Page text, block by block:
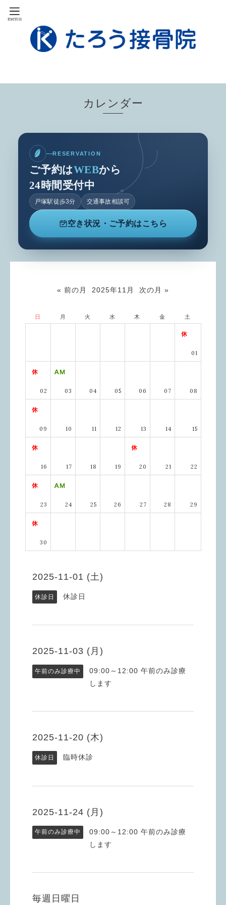
カレンダー
RESERVATION
ご予約はWEBから
24時間受付中
戸塚駅徒歩3分 交通事故相談可
空き状況・ご予約はこちら
« 前の月 2025年11月 次の月 »
日 月 火 水 木 金 土
01
02 03 04 05 06 07 08
09 10 11 12 13 14 15
16 17 18 19 20 21 22
23 24 25 26 27 28 29
30
2025-11-01 (土)
休診日 休診日
2025-11-03 (月)
午前のみ診療中 09:00～12:00 午前のみ診療
します
2025-11-20 (木)
休診日 臨時休診
2025-11-24 (月)
午前のみ診療中 09:00～12:00 午前のみ診療
します
毎週日曜日